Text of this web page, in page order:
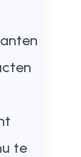
te